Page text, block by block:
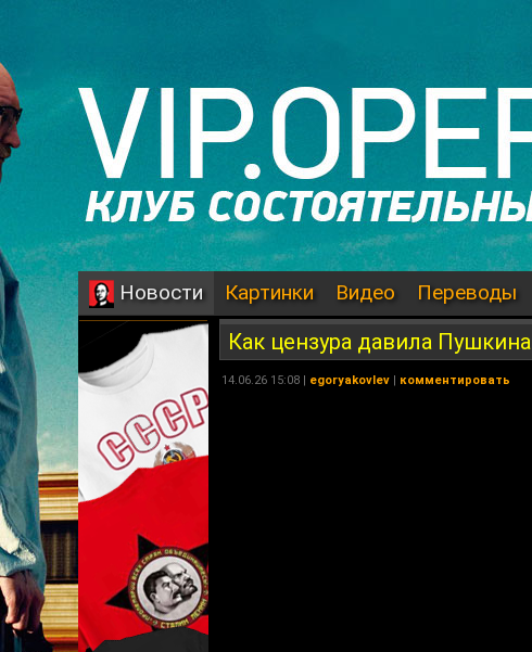
Новости Картинки Видео Переводы
Как цензура давила Пушкина
14.06.26 15:08 | egoryakovlev | комментировать